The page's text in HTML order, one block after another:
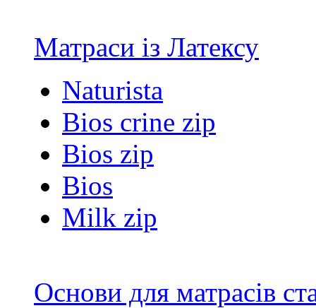
Матраси із Латексу
Naturista
Bios crine zip
Bios zip
Bios
Milk zip
Основи для матрасів